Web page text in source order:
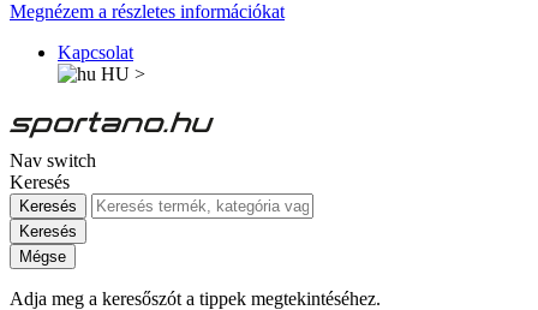
Megnézem a részletes információkat
Kapcsolat
HU >
Nav switch
Keresés
Keresés
Keresés
Mégse
Adja meg a keresőszót a tippek megtekintéséhez.